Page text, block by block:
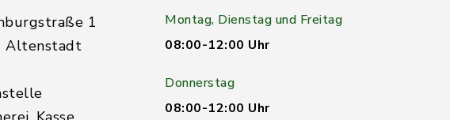
1
Altenstadt
Montag, Dienstag und Freitag
08:00-12:00 Uhr
Donnerstag
08:00-12:00 Uhr